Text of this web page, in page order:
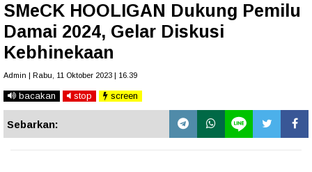
SMeCK HOOLIGAN Dukung Pemilu
Damai 2024, Gelar Diskusi
Kebhinekaan
Admin | Rabu, 11 Oktober 2023 | 16.39
bacakan stop screen
Sebarkan: